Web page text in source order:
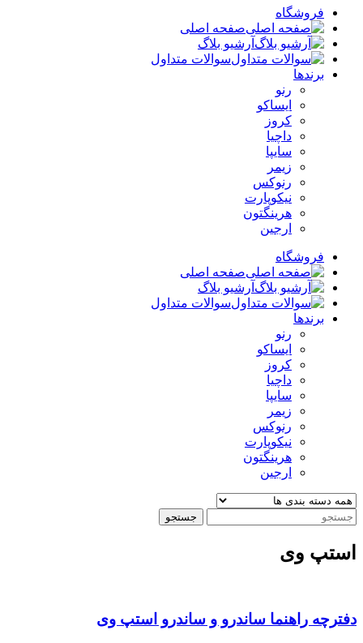
فروشگاه
صفحه اصلی
آرشیو بلاگ
سوالات متداول
برندها
رنو
ایساکو
کروز
داچیا
سایپا
زیمر
رنوکس
نیکوپارت
هرینگتون
ارجین
فروشگاه
صفحه اصلی
آرشیو بلاگ
سوالات متداول
برندها
رنو
ایساکو
کروز
داچیا
سایپا
زیمر
رنوکس
نیکوپارت
هرینگتون
ارجین
جستجو
استپ وی
دفترچه راهنما ساندرو و ساندرو استپ وی